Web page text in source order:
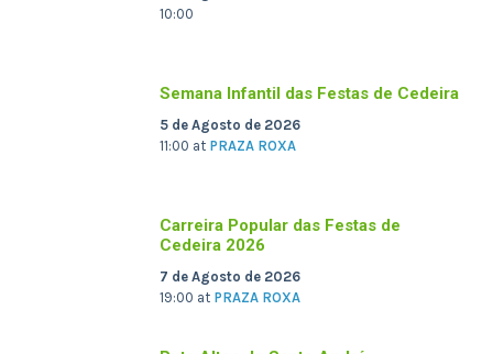
10:00
Semana Infantil das Festas de Cedeira
5 de Agosto de 2026
11:00 at PRAZA ROXA
Carreira Popular das Festas de
Cedeira 2026
7 de Agosto de 2026
19:00 at PRAZA ROXA